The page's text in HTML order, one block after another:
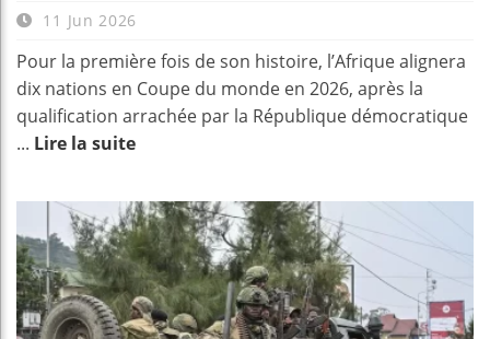
11 Jun 2026
Pour la première fois de son histoire, l’Afrique alignera
dix nations en Coupe du monde en 2026, après la
qualification arrachée par la République démocratique
... Lire la suite